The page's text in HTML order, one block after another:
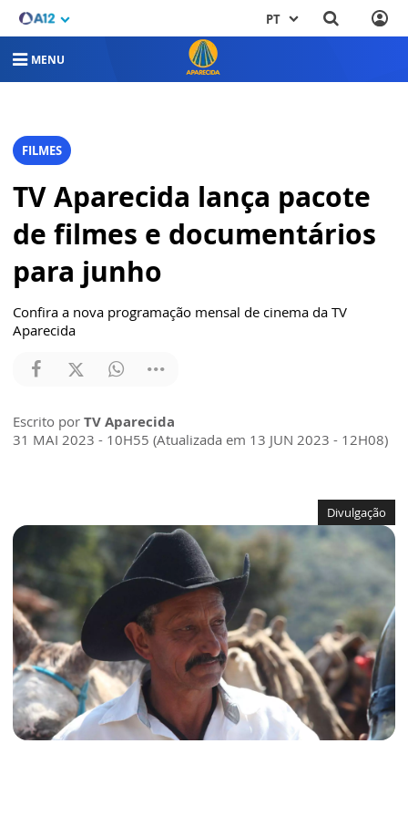
PT
MENU
FILMES
TV Aparecida lança pacote
de filmes e documentários
para junho
Confira a nova programação mensal de cinema da TV
Aparecida
Escrito por TV Aparecida
31 MAI 2023 - 10H55 (Atualizada em 13 JUN 2023 - 12H08)
Divulgação